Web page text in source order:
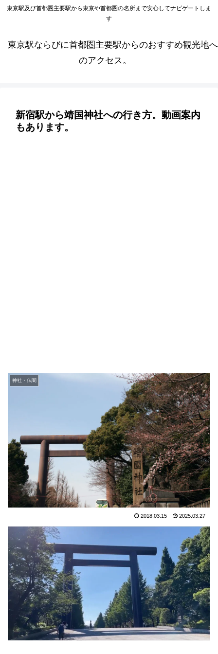
東京駅及び首都圏主要駅から東京や首都圏の名所まで安心してナビゲートしま
す
東京駅ならびに首都圏主要駅からのおすすめ観光地へ
のアクセス。
新宿駅から靖国神社への行き方。動画案内
もあります。
神社・仏閣
2018.03.15 2025.03.27